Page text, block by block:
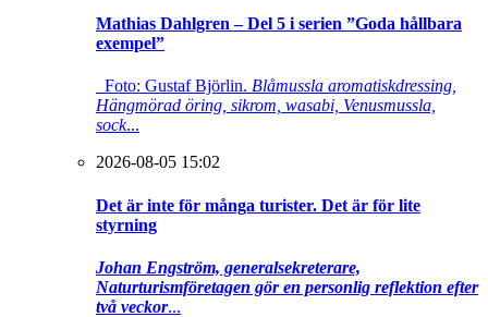
Mathias Dahlgren – Del 5 i serien ”Goda hållbara
exempel”
Foto: Gustaf Björlin. Blåmussla aromatiskdressing,
Hängmörad öring, sikrom, wasabi, Venusmussla,
sock...
2026-08-05 15:02
Det är inte för många turister. Det är för lite
styrning
Johan Engström, generalsekreterare,
Naturturismföretagen gör en personlig reflektion efter
två veckor...